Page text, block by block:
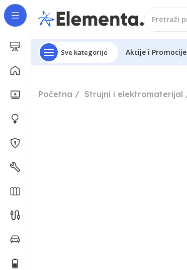
Sve kategorije Akcije i Promocije
Početna Strujni i elektromaterijal